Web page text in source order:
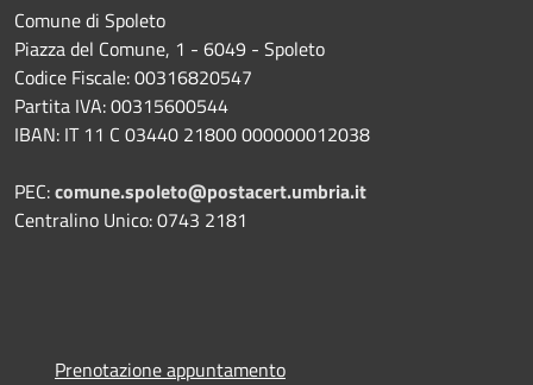
Comune di Spoleto
Piazza del Comune, 1 - 6049 - Spoleto
Codice Fiscale: 00316820547
Partita IVA: 00315600544
IBAN: IT 11 C 03440 21800 000000012038
PEC:comune.spoleto@postacert.umbria.it
Centralino Unico: 0743 2181
Prenotazione appuntamento